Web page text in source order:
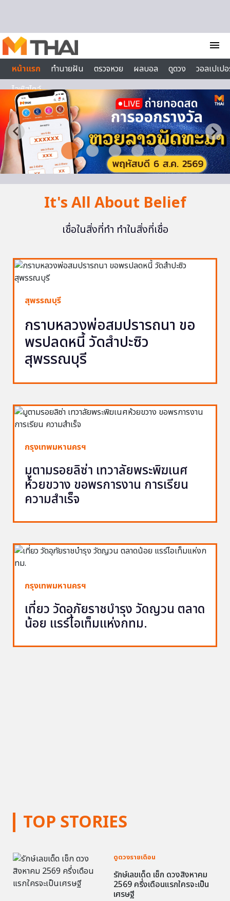
menu
หน้าแรก
ทำนายฝัน ตรวจหวย ผลบอล ดูดวง
วอลเปเป
ไลฟ์สไตล์
It's All About Belief
เชื่อในสิ่งที่ทำ ทำในสิ่งที่เชื่อ
TOP STORIES
ดูดวงรายเดือน
รักษ์เลขเด็ด เช็ก ดวงสิงหาคม
2569 ครึ่งเดือนแรกใครจะเป็น
เศรษฐี
สุพรรณบุรี
กราบหลวงพ่อสมปรารถนา ขอ
พรปลดหนี้ วัดสำปะซิว
สุพรรณบุรี
กรุงเทพมหานครฯ
มูตามรอยลิซ่า เทวาลัยพระพิฆเนศ
ห้วยขวาง ขอพรการงาน การเรียน
ความสำเร็จ
กรุงเทพมหานครฯ
เที่ยว วัดอุภัยราชบำรุง วัดญวน ตลาด
น้อย แรร์ไอเท็มแห่งกทม.